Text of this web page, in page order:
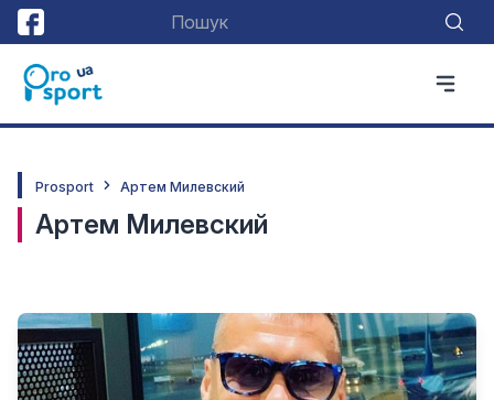
Prosport Артем Милевский
Артем Милевский